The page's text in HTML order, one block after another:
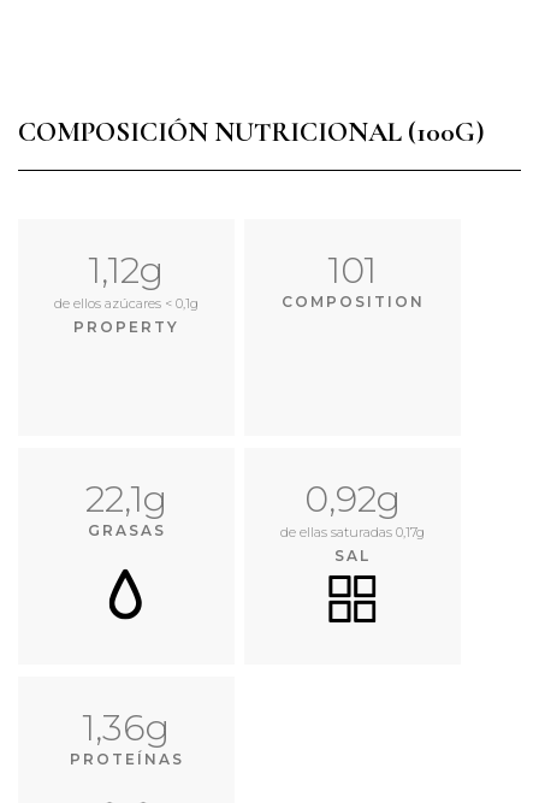
COMPOSICIÓN NUTRICIONAL (100G)
1,12g
de ellos azúcares < 0,1g
PROPERTY
101
COMPOSITION
22,1g
GRASAS
0,92g
de ellas saturadas 0,17g
SAL
1,36g
PROTEÍNAS